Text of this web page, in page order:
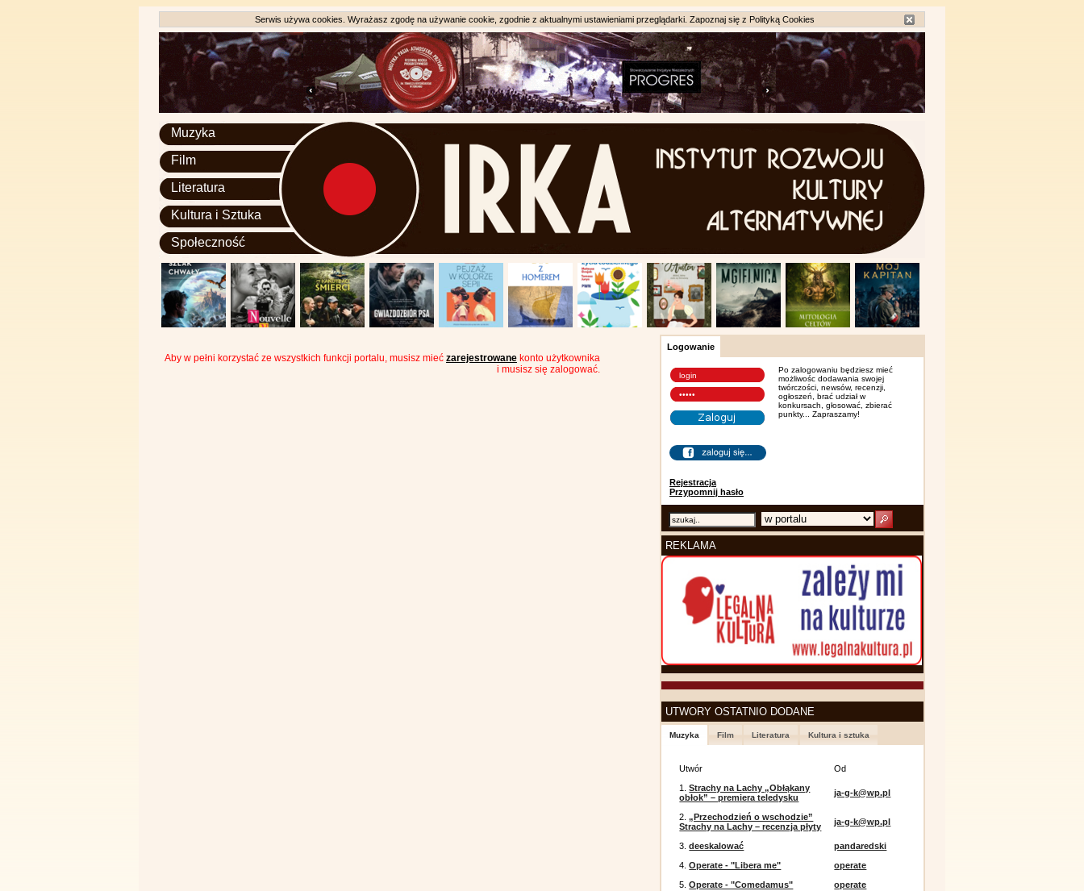
Serwis używa cookies. Wyrażasz zgodę na używanie cookie, zgodnie z aktualnymi ustawieniami przeglądarki. Zapoznaj się z Polityką Cookies
Muzyka
Film
Literatura
Kultura i Sztuka
Społeczność
Aby w pełni korzystać ze wszystkich funkcji portalu, musisz mieć zarejestrowane konto użytkownika
i musisz się zalogować.
Logowanie
Rejestracja
Przypomnij hasło
Po zalogowaniu będziesz mieć
możliwośc dodawania swojej
twórczości, newsów, recenzji,
ogłoszeń, brać udział w
konkursach, głosować, zbierać
punkty... Zapraszamy!
REKLAMA
UTWORY OSTATNIO DODANE
Muzyka Film Literatura Kultura i sztuka
Utwór
Od
1.Strachy na Lachy „Obłąkany
obłok” – premiera teledysku
ja-g-k@wp.pl
2.„Przechodzień o wschodzie”
Strachy na Lachy – recenzja płyty
ja-g-k@wp.pl
3.deeskalować
pandaredski
4.Operate - "Libera me"
operate
5.Operate - "Comedamus"
operate